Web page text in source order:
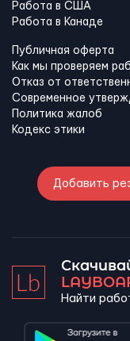
Работа в США
Работа в Канадe
Публичная оферта
Как мы проверяем
Отказ от
Современное
Политика жалоб
Кодекс этики
Добавить
Найти